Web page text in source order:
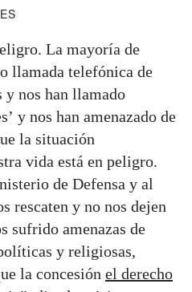
La mayoría de
llamada telefónica de
y nos han llamado
y nos han amenazado de
la situación
vida está en peligro.
de Defensa y al
rescaten y no nos dejen
sufrido amenazas de
y religiosas,
la concesión el derecho